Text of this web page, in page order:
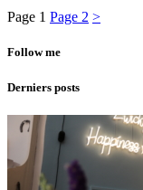
Page 1 Page 2 >
Follow me
Derniers posts